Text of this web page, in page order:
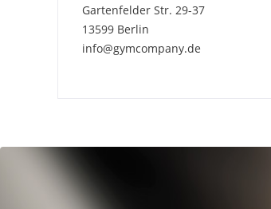
Gartenfelder Str. 29-37
13599 Berlin
info@gymcompany.de